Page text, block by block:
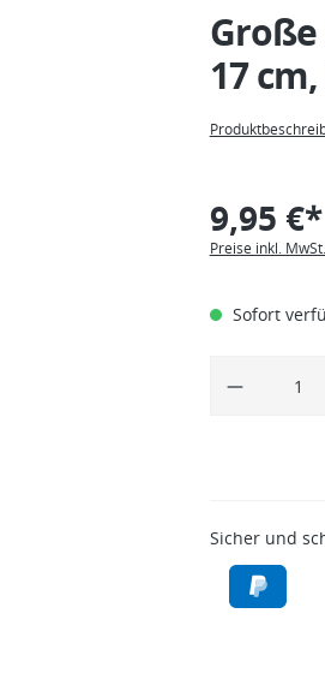
17
9,95 €*
Preise inkl.
Sofort
Sicher und